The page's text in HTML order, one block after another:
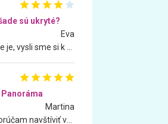
sú ukryté?
Eva
Martina